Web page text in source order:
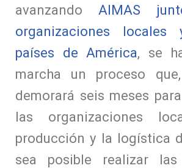
avanzando AIMAS
organizaciones
países de América, se
marcha un proceso
demorará seis meses
las organizaciones
producción y la logística
sea posible realizar las